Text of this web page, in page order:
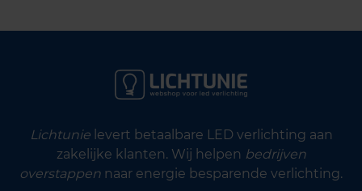
Lichtunielevert betaalbare LED verlichting aan
zakelijke klanten. Wij helpen bedrijven
overstappen naar energie besparende verlichting.